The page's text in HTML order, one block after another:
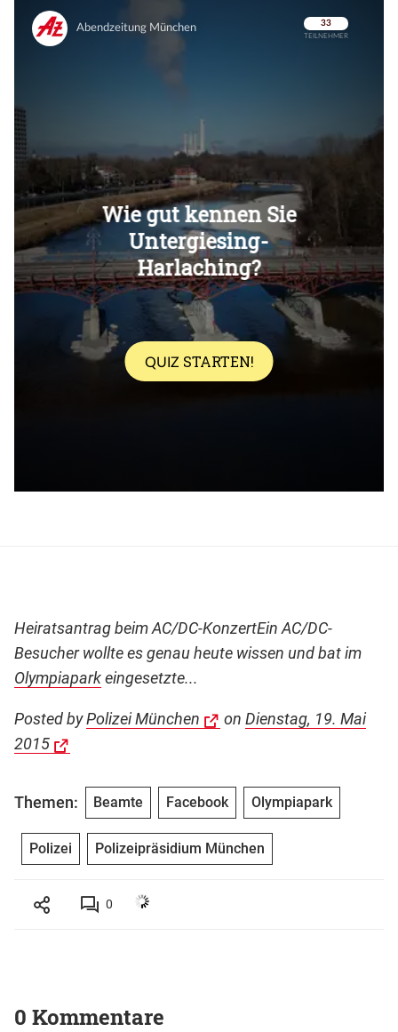
Überspringen
Überspringen
Heiratsantrag beim AC/DC-KonzertEin AC/DC-
Besucher wollte es genau heute wissen und bat im
Olympiaparkeingesetzte...
Posted byPolizei München on Dienstag, 19. Mai
2015
Themen: Beamte Facebook Olympiapark
Polizei Polizeipräsidium München
0
0 Kommentare